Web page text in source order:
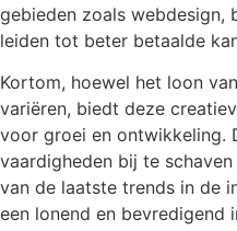
gebieden zoals webdesign,
leiden tot beter betaalde
Kortom, hoewel het loon
variëren, biedt deze
voor groei en ontwikkeling.
vaardigheden bij te
van de laatste trends in de
een lonend en bevredigend